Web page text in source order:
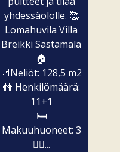
yhdessäololle. 🥰
Lomahuvila Villa
Breikki Sastamala
🏠
📐Neliöt: 128,5 m2
👫 Henkilömäärä:
11+1
🛏️
Makuuhuoneet: 3
🧖‍♀️...